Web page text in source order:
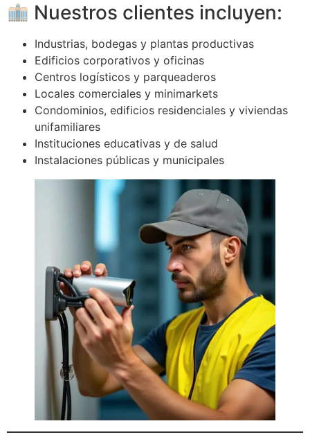
Nuestros clientes incluyen:
Industrias, bodegas y plantas productivas
Edificios corporativos y oficinas
Centros logísticos y parqueaderos
Locales comerciales y minimarkets
Condominios, edificios residenciales y viviendas
unifamiliares
Instituciones educativas y de salud
Instalaciones públicas y municipales